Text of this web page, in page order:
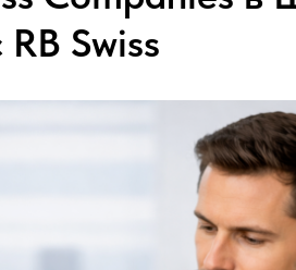
Swiss